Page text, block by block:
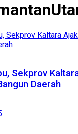
Sekprov
Daerah